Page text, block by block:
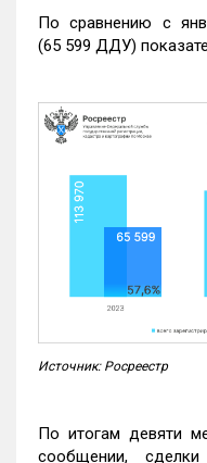
По сравнению с
(65 599 ДДУ)
Источник: Росреестр
По итогам девяти
сообщении,